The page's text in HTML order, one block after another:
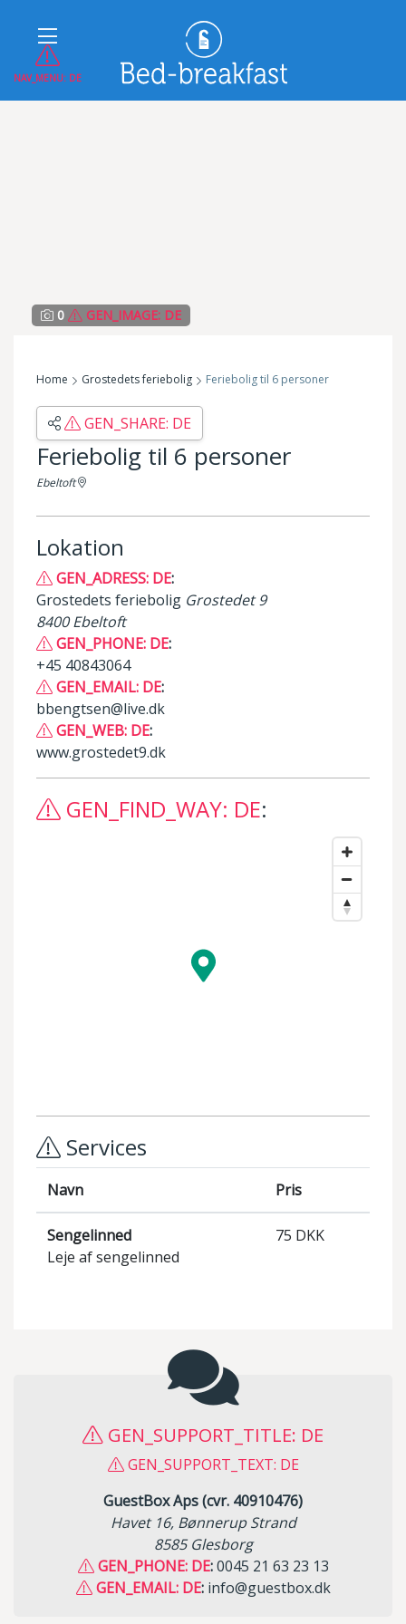
NAV_MENU: DE
0 GEN_IMAGE: DE
Home Grostedets feriebolig Feriebolig til 6 personer
GEN_SHARE: DE
Feriebolig til 6 personer
Ebeltoft
Lokation
GEN_ADRESS: DE:
Grostedets feriebolig Grostedet 9
8400 Ebeltoft
GEN_PHONE: DE:
+45 40843064
GEN_EMAIL: DE:
bbengtsen@live.dk
GEN_WEB: DE:
www.grostedet9.dk
GEN_FIND_WAY: DE:
Services
Navn Pris
Sengelinned
Leje af sengelinned
75 DKK
GEN_SUPPORT_TITLE: DE
GEN_SUPPORT_TEXT: DE
GuestBox Aps (cvr. 40910476)
Havet 16, Bønnerup Strand
8585 Glesborg
GEN_PHONE: DE: 0045 21 63 23 13
GEN_EMAIL: DE: info@guestbox.dk